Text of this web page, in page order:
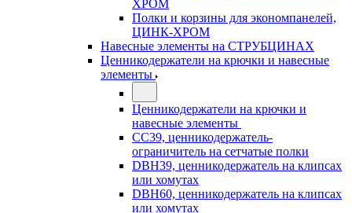
ХРОМ
Полки и корзины для экономпанелей,
ЦИНК-ХРОМ
Навесные элементы на СТРУБЦИНАХ
Ценникодержатели на крючки и навесные
элементы
Ценникодержатели на крючки и
навесные элементы
CC39, ценникодержатель-
ограничитель на сетчатые полки
DBH39, ценникодержатель на клипсах
или хомутах
DBH60, ценникодержатель на клипсах
или хомутах